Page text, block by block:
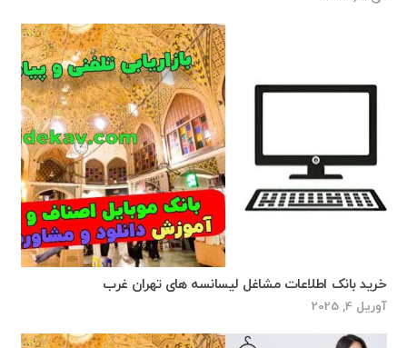
خرید بانک اطلاعات مشاغل لیسانسه های تهران غرب
آوریل 4, 2025